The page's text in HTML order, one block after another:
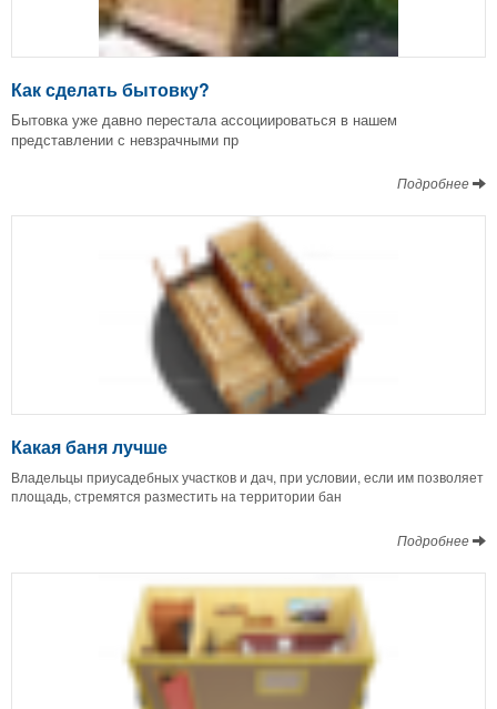
Как сделать бытовку?
Бытовка уже давно перестала ассоциироваться в нашем
представлении с невзрачными пр
Подробнее
Какая баня лучше
Владельцы приусадебных участков и дач, при условии, если им позволяет
площадь, стремятся разместить на территории бан
Подробнее